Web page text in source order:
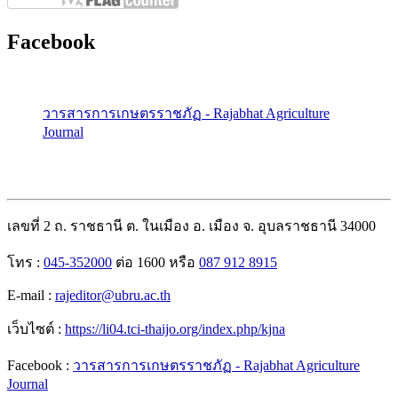
Facebook
วารสารการเกษตรราชภัฏ - Rajabhat Agriculture
Journal
เลขที่ 2 ถ. ราชธานี ต. ในเมือง อ. เมือง จ. อุบลราชธานี 34000
โทร : 045-352000 ต่อ 1600 หรือ 087 912 8915
E-mail : rajeditor@ubru.ac.th
เว็บไซต์ : https://li04.tci-thaijo.org/index.php/kjna
Facebook : วารสารการเกษตรราชภัฏ - Rajabhat Agriculture
Journal